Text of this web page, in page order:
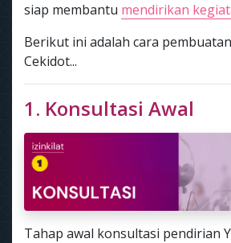
siap membantu mendirikan
Berikut ini adalah cara
Cekidot...
1. Konsultasi Awal
Tahap awal konsultasi pendirian